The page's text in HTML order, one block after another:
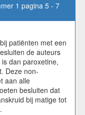
1 pagina 5 - 7
patiënten met een
de auteurs
dan paroxetine,
Deze non-
aan alle
besluiten dat
bij matige tot